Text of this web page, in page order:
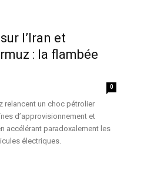
l’Iran et
: la flambée
0
relancent un choc pétrolier
d’approvisionnement et
accélérant paradoxalement les
électriques.